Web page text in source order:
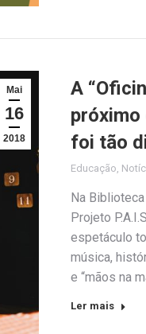
Mai
16
2018
A
próximo
foi tão
Educação,
Na
Projeto
espetáculo
música,
e “mãos na
Ler mais